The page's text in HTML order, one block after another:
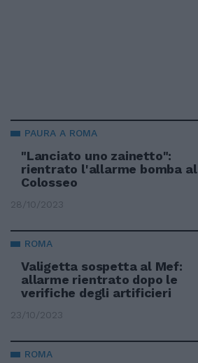
PAURA A ROMA
"Lanciato uno zainetto":
rientrato l'allarme bomba al
Colosseo
28/10/2023
ROMA
Valigetta sospetta al Mef:
allarme rientrato dopo le
verifiche degli artificieri
23/10/2023
ROMA